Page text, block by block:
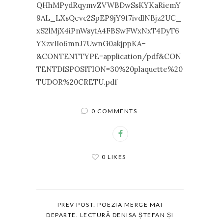
QHhMPydRqymvZVWBDwSsKYKaRiemY
9AL_LXsQevc2SpEP9jY9f7ivdlNBjz2UC_
xS2lMjX4iPnWsytA4FBSwFWxNxT4DyT6
YXzvIIo6mnJ7UwnG0akjppKA–
&CONTENTTYPE=application/pdf&CON
TENTDISPOSITION=30%20plaquette%20
TUDOR%20CRETU.pdf
0 COMMENTS
0 LIKES
PREV POST: POEZIA MERGE MAI
DEPARTE. LECTURĂ DENISA ȘTEFAN ȘI